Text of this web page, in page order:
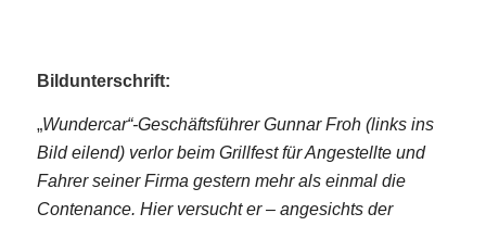
Bildunterschrift:
„Wundercar“-Geschäftsführer Gunnar Froh (links ins
Bild eilend) verlor beim Grillfest für Angestellte und
Fahrer seiner Firma gestern mehr als einmal die
Contenance. Hier versucht er – angesichts der